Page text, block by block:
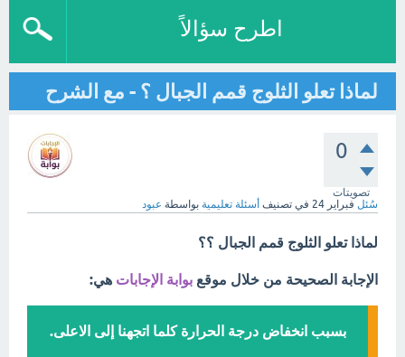
اطرح سؤالاً
لماذا تعلو الثلوج قمم الجبال ؟ - مع الشرح
0
تصويتات
سُئل فبراير 24 في تصنيف أسئلة تعليمية بواسطة عبود
لماذا تعلو الثلوج قمم الجبال ؟؟
الإجابة الصحيحة من خلال موقع بوابة الإجابات هي:
بسبب انخفاض درجة الحرارة كلما اتجهنا إلى الاعلى.